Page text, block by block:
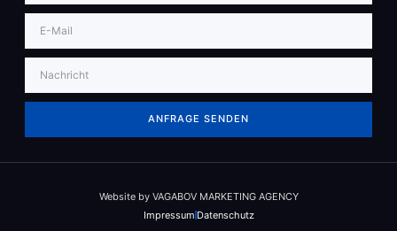
ANFRAGE SENDEN
Website by VAGABOV MARKETING AGENCY
ImpressumDatenschutz